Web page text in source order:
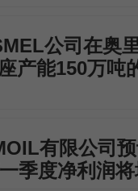
公司在奥
产能150万吨
有限公司
季度净利润